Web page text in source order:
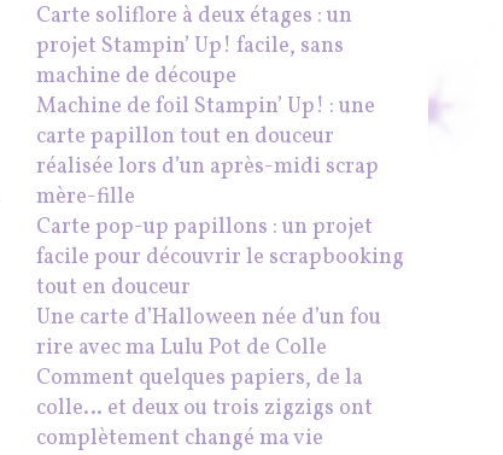
Carte soliflore à deux étages : un
projet Stampin’ Up! facile, sans
machine de découpe
Machine de foil Stampin’ Up! : une
carte papillon tout en douceur
réalisée lors d’un après-midi scrap
mère-fille
Carte pop-up papillons : un projet
facile pour découvrir le scrapbooking
tout en douceur
Une carte d’Halloween née d’un fou
rire avec ma Lulu Pot de Colle
Comment quelques papiers, de la
colle… et deux ou trois zigzigs ont
complètement changé ma vie